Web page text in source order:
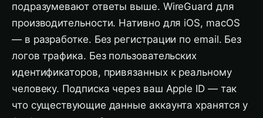
подразумевают ответы выше. WireGuard для
производительности. Нативно для iOS, macOS
— в разработке. Без регистрации по email. Без
логов трафика. Без пользовательских
идентификаторов, привязанных к реальному
человеку. Подписка через ваш Apple ID — так
что существующие данные аккаунта хранятся у